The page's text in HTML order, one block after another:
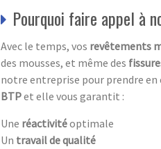
Pourquoi faire appel à
Avec le temps, vos revêtements
des mousses, et même des
notre entreprise pour prendre en
BTPet elle vous garantit :
Une réactivitéoptimale
Un travail de qualité